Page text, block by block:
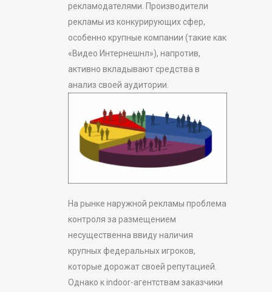
рекламодателями. Производители
рекламы из конкурирующих сфер,
особенно крупные компании (такие как
«Видео Интернешнл»), напротив,
активно вкладывают средства в
анализ своей аудитории.
На рынке наружной рекламы проблема
контроля за размещением
несущественна ввиду наличия
крупных федеральных игроков,
которые дорожат своей репутацией.
Однако к indoor-агентствам заказчики